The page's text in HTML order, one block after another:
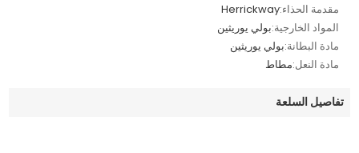
مقدمة الحذاء:Herrickway
المواد الخارجية:بولي يوريثين
مادة البطانة:بولي يوريثين
مادة النعل:مطاط
تفاصيل السلعة